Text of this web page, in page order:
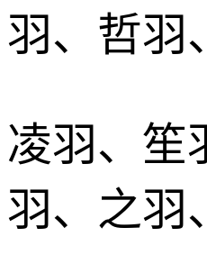
羽、哲羽
凌羽、笙
羽、之羽